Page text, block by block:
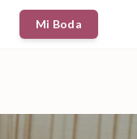
Mi Boda